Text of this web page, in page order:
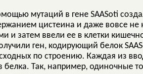
мутаций в гене SAASoti
цистеина и даже вовсе не
и затем ввели ее в клетки
ген, кодирующий белок
по строению. Каждая из
белка. Так, например, одиночные